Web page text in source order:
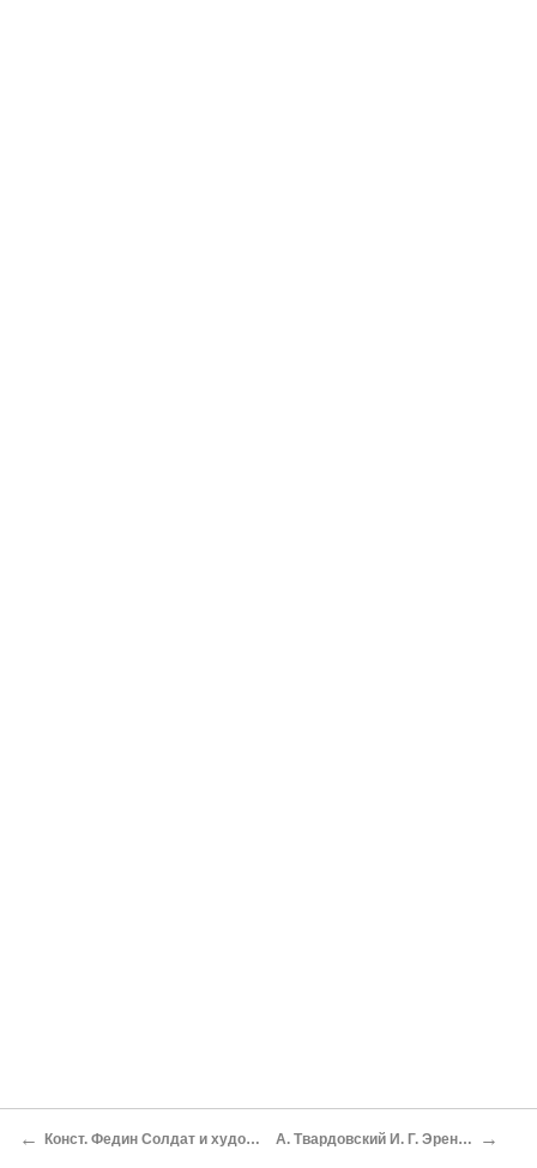
← Конст. Федин Солдат и художник А. Твардовский И. Г. Эренбург →